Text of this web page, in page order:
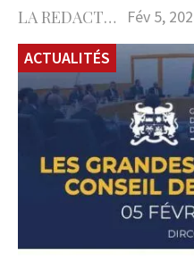
LA REDACTION Fév 5,
ACTUALITÉS